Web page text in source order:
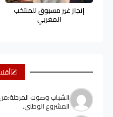
إنجاز غير مسبوق للمنتخب
المغربي
الشباب وصوت
المشروع الوطني.